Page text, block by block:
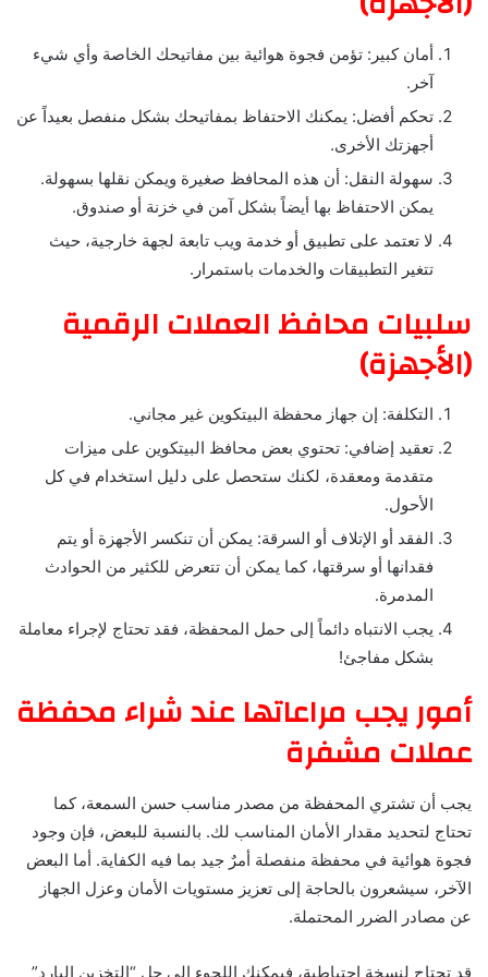
أمان كبير: تؤمن فجوة هوائية بين مفاتيحك الخاصة وأي شيء
آخر.
تحكم أفضل: يمكنك الاحتفاظ بمفاتيحك بشكل منفصل بعيداً عن
أجهزتك الأخرى.
سهولة النقل: أن هذه المحافظ صغيرة ويمكن نقلها بسهولة.
يمكن الاحتفاظ بها أيضاً بشكل آمن في خزنة أو صندوق.
لا تعتمد على تطبيق أو خدمة ويب تابعة لجهة خارجية، حيث
تتغير التطبيقات والخدمات باستمرار.
سلبيات محافظ العملات الرقمية
(الأجهزة)
التكلفة: إن جهاز محفظة البيتكوين غير مجاني.
تعقيد إضافي: تحتوي بعض محافظ البيتكوين على ميزات
متقدمة ومعقدة، لكنك ستحصل على دليل استخدام في كل
الأحول.
الفقد أو الإتلاف أو السرقة: يمكن أن تنكسر الأجهزة أو يتم
فقدانها أو سرقتها، كما يمكن أن تتعرض للكثير من الحوادث
المدمرة.
يجب الانتباه دائماً إلى حمل المحفظة، فقد تحتاج لإجراء معاملة
بشكل مفاجئ!
أمور يجب مراعاتها عند شراء محفظة
عملات مشفرة
يجب أن تشتري المحفظة من مصدر مناسب حسن السمعة، كما
تحتاج لتحديد مقدار الأمان المناسب لك. بالنسبة للبعض، فإن وجود
فجوة هوائية في محفظة منفصلة أمرٌ جيد بما فيه الكفاية. أما البعض
الآخر، سيشعرون بالحاجة إلى تعزيز مستويات الأمان وعزل الجهاز
عن مصادر الضرر المحتملة.
قد تحتاج لنسخة احتياطية، فيمكنك اللجوء إلى حل “التخزين البارد”